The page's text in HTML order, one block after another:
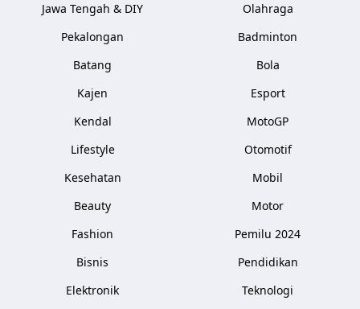
Jawa Tengah & DIY
Pekalongan
Batang
Kajen
Kendal
Lifestyle
Kesehatan
Beauty
Fashion
Bisnis
Elektronik
Olahraga
Badminton
Bola
Esport
MotoGP
Otomotif
Mobil
Motor
Pemilu 2024
Pendidikan
Teknologi